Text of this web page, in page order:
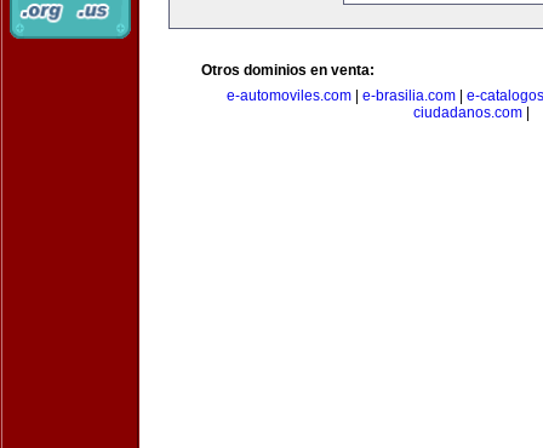
Otros dominios en venta:
e-automoviles.com
e-brasilia.com
e-
ciudadanos.com